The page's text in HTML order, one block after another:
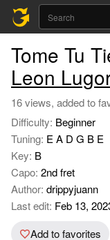
Tome Tu
Leon
16 views, added to
Difficulty: Beginner
Tuning: E A D G B E
Key: B
Capo: 2nd fret
Author: drippyjuann
Last edit: Feb 13,
Add to favorites